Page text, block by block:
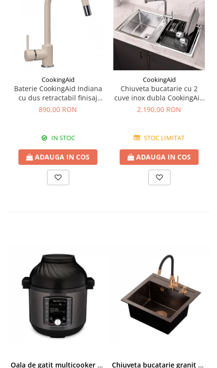
CookingAid
Baterie CookingAid Indiana
cu dus retractabil finisaj
granit Bej Pigmentat /
890,00 RON
IN STOC
ADAUGA IN COS
CookingAid
Chiuveta bucatarie cu 2
cuve inox dubla CookingAid
FUSION 86BB
2.190,00 RON
STOC LIMITAT
ADAUGA IN COS
Oala de gatit multicooker 11 functii Instant Pot Pro Crisp 8 + Air Fryer 7.6 lt Chiuveta bucatarie granit cu finisaj negru perlat/cupru Steingran Art Copper cu dozator si baterie Quadron